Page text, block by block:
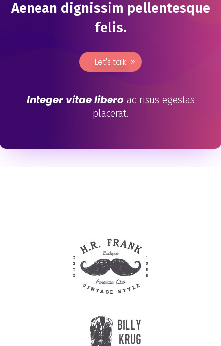
Aenean dignissim pellentesque
felis.
Let's talk
Integer vitae liberoac risus egestas
placerat.